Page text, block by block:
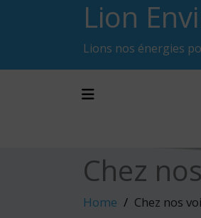
Lion
Lions nos énergies
Toggle navigation
Chez
Home Chez nos